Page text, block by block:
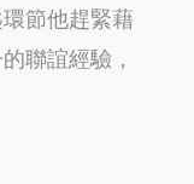
節他趕緊藉
聯誼經驗，